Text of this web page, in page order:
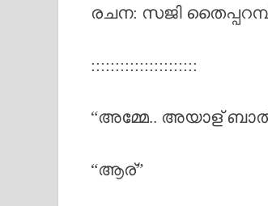
രചന: സജി
::::::::::::::::::::::
“അമ്മേ.. അയാള്
“ആര്”